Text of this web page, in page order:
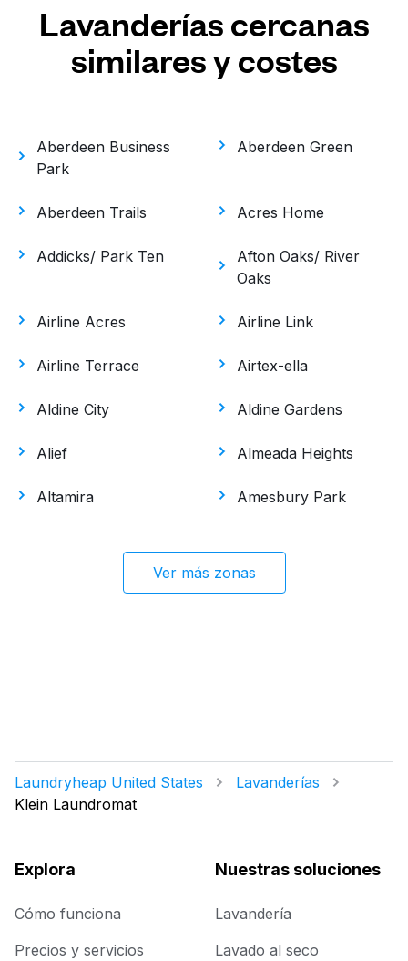
Lavanderías cercanas
similares y costes
Aberdeen Business
Park
Aberdeen Green
Aberdeen Trails Acres Home
Addicks/ Park Ten
Afton Oaks/ River
Oaks
Airline Acres Airline Link
Airline Terrace Airtex-ella
Aldine City Aldine Gardens
Alief Almeada Heights
Altamira Amesbury Park
Ver más zonas
Laundryheap United States
Lavanderías
Klein Laundromat
Explora
Cómo funciona
Precios y servicios
Nuestras soluciones
Lavandería
Lavado al seco